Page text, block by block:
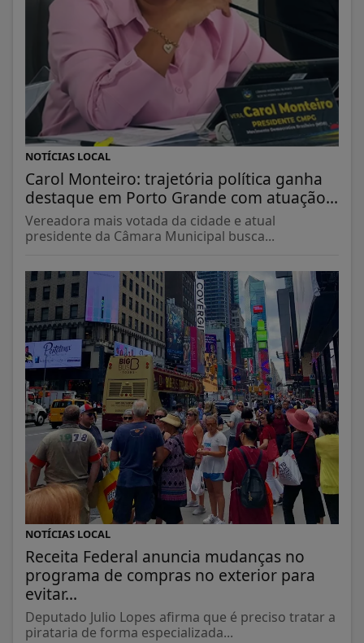
NOTÍCIAS LOCAL
Carol Monteiro: trajetória política ganha
destaque em Porto Grande com atuação...
Vereadora mais votada da cidade e atual
presidente da Câmara Municipal busca...
NOTÍCIAS LOCAL
Receita Federal anuncia mudanças no
programa de compras no exterior para
evitar...
Deputado Julio Lopes afirma que é preciso tratar a
pirataria de forma especializada...